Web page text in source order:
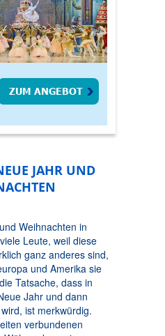
ZUM ANGEBOT
JAHR UND
Weihnachten in
Leute, weil diese
ganz anderes sind,
und Amerika sie
Tatsache, dass in
Jahr und dann
ist merkwürdig.
verbundenen